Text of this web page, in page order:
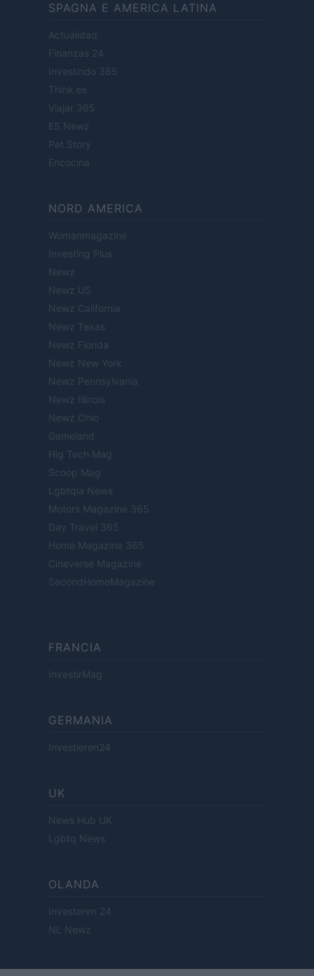
SPAGNA E AMERICA LATINA
Actualidad
Finanzas 24
Investindo 365
Think.es
Viajar 365
ES Newz
Pet Story
Encocina
NORD AMERICA
Womanmagazine
Investing Plus
Newz
Newz US
Newz California
Newz Texas
Newz Florida
Newz New York
Newz Pennsylvania
Newz Illinois
Newz Ohio
Gameland
Hig Tech Mag
Scoop Mag
Lgbtqia News
Motors Magazine 365
Day Travel 365
Home Magazine 365
Cineverse Magazine
SecondHomeMagazine
FRANCIA
InvestirMag
GERMANIA
Investieren24
UK
News Hub UK
Lgbtq News
OLANDA
Investeren 24
NL Newz